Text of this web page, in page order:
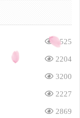
2525
2204
3200
2227
2869